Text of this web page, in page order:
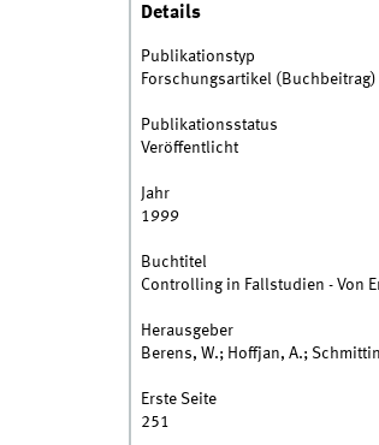
Details
Publikationstyp
Forschungsartikel (Buchbeitrag)
Publikationsstatus
Veröffentlicht
Jahr
1999
Buchtitel
Controlling in Fallstudien - Von
Herausgeber
Berens, W.; Hoffjan, A.;
Erste Seite
251